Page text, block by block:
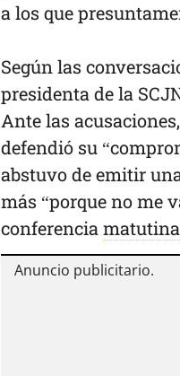
a los que
Según las
presidenta de la
Ante las
defendió su
abstuvo de emitir
más “porque no me
conferencia matutina